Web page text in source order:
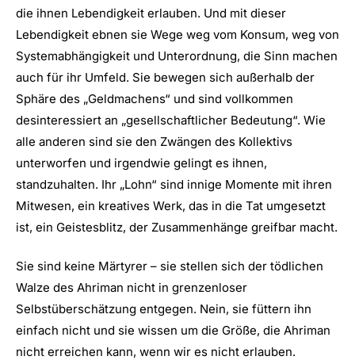
die ihnen Lebendigkeit erlauben. Und mit dieser
Lebendigkeit ebnen sie Wege weg vom Konsum, weg von
Systemabhängigkeit und Unterordnung, die Sinn machen
auch für ihr Umfeld. Sie bewegen sich außerhalb der
Sphäre des „Geldmachens“ und sind vollkommen
desinteressiert an „gesellschaftlicher Bedeutung“. Wie
alle anderen sind sie den Zwängen des Kollektivs
unterworfen und irgendwie gelingt es ihnen,
standzuhalten. Ihr „Lohn“ sind innige Momente mit ihren
Mitwesen, ein kreatives Werk, das in die Tat umgesetzt
ist, ein Geistesblitz, der Zusammenhänge greifbar macht.
Sie sind keine Märtyrer – sie stellen sich der tödlichen
Walze des Ahriman nicht in grenzenloser
Selbstüberschätzung entgegen. Nein, sie füttern ihn
einfach nicht und sie wissen um die Größe, die Ahriman
nicht erreichen kann, wenn wir es nicht erlauben.